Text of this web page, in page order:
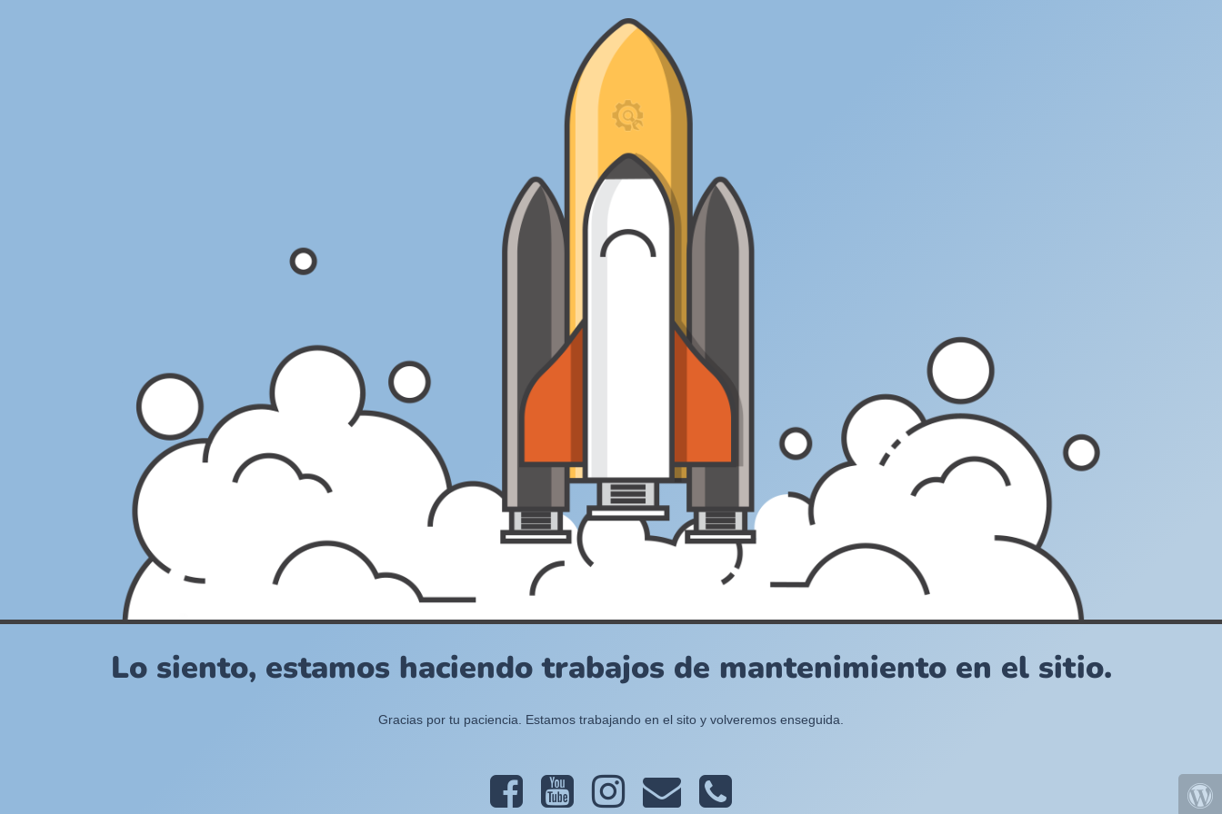
Lo siento, estamos haciendo trabajos de mantenimiento en el sitio.
Gracias por tu paciencia. Estamos trabajando en el sito y volveremos enseguida.